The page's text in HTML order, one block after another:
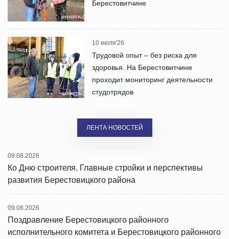
Берестовитчине
10 июля'26
Трудовой опыт – без риска для
здоровья. На Берестовитчине
проходит мониторинг деятельности
студотрядов
ЛЕНТА НОВОСТЕЙ
09.08.2026
Ко Дню строителя. Главные стройки и перспективы
развития Берестовицкого района
09.08.2026
Поздравление Берестовицкого районного
исполнительного комитета и Берестовицкого районного